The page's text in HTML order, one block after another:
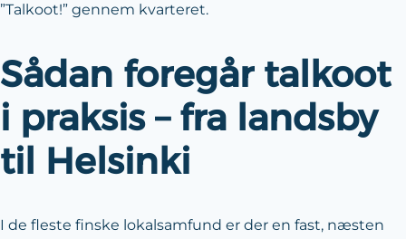
”Talkoot!” gennem kvarteret.
Sådan foregår talkoot
i praksis – fra landsby
til Helsinki
I de fleste finske lokalsamfund er der en fast, næsten